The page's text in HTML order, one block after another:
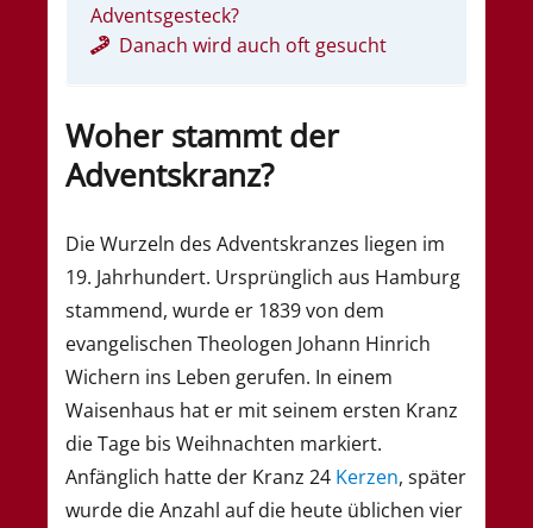
Adventsgesteck?
Danach wird auch oft gesucht
Woher stammt der
Adventskranz?
Die Wurzeln des Adventskranzes liegen im
19. Jahrhundert. Ursprünglich aus Hamburg
stammend, wurde er 1839 von dem
evangelischen Theologen Johann Hinrich
Wichern ins Leben gerufen. In einem
Waisenhaus hat er mit seinem ersten Kranz
die Tage bis Weihnachten markiert.
Anfänglich hatte der Kranz 24 Kerzen, später
wurde die Anzahl auf die heute üblichen vier